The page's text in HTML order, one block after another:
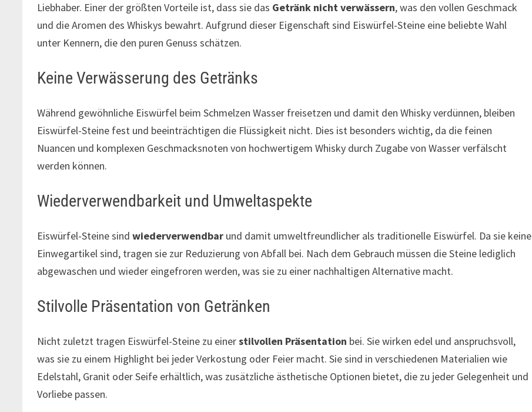
Liebhaber. Einer der größten Vorteile ist, dass sie das Getränk nicht verwässern, was den vollen Geschmack
und die Aromen des Whiskys bewahrt. Aufgrund dieser Eigenschaft sind Eiswürfel-Steine eine beliebte Wahl
unter Kennern, die den puren Genuss schätzen.
Keine Verwässerung des Getränks
Während gewöhnliche Eiswürfel beim Schmelzen Wasser freisetzen und damit den Whisky verdünnen, bleiben
Eiswürfel-Steine fest und beeinträchtigen die Flüssigkeit nicht. Dies ist besonders wichtig, da die feinen
Nuancen und komplexen Geschmacksnoten von hochwertigem Whisky durch Zugabe von Wasser verfälscht
werden können.
Wiederverwendbarkeit und Umweltaspekte
Eiswürfel-Steine sindwiederverwendbar und damit umweltfreundlicher als traditionelle Eiswürfel. Da sie keine
Einwegartikel sind, tragen sie zur Reduzierung von Abfall bei. Nach dem Gebrauch müssen die Steine lediglich
abgewaschen und wieder eingefroren werden, was sie zu einer nachhaltigen Alternative macht.
Stilvolle Präsentation von Getränken
Nicht zuletzt tragen Eiswürfel-Steine zu einerstilvollen Präsentation bei. Sie wirken edel und anspruchsvoll,
was sie zu einem Highlight bei jeder Verkostung oder Feier macht. Sie sind in verschiedenen Materialien wie
Edelstahl, Granit oder Seife erhältlich, was zusätzliche ästhetische Optionen bietet, die zu jeder Gelegenheit und
Vorliebe passen.